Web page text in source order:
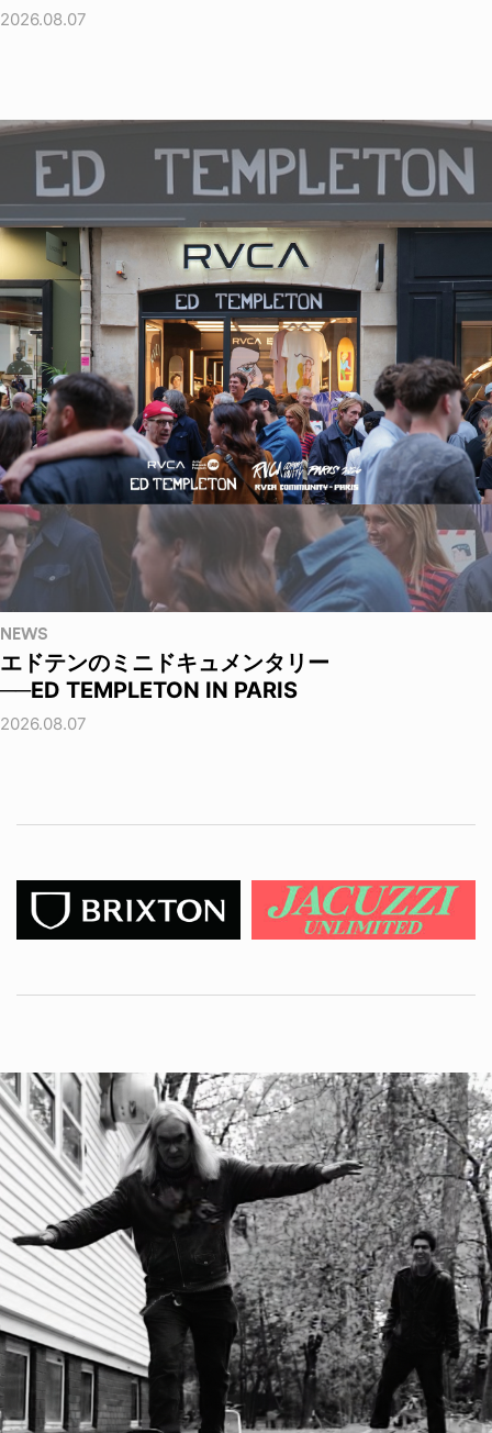
2026.08.07
NEWS
エドテンのミニドキュメンタリー
──ED TEMPLETON IN PARIS
2026.08.07